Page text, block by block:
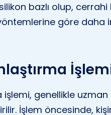
bazlı olup,
göre daha
işlemi, genellikle
İşlem öncesinde,